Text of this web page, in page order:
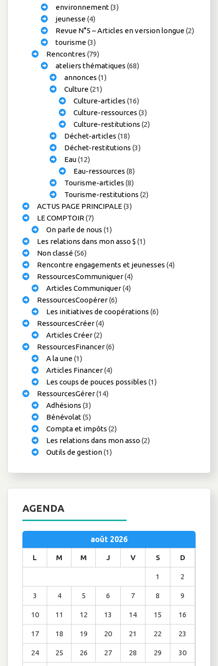
environnement(3)
jeunesse(4)
Revue N°5 – Articles en version longue(2)
tourisme(3)
Rencontres (79)
ateliers thématiques (68)
annonces (1)
Culture(21)
Culture-articles (16)
Culture-ressources (3)
Culture-restitutions (2)
Déchet-articles (18)
Déchet-restitutions (3)
Eau(12)
Eau-ressources (8)
Tourisme-articles (8)
Tourisme-restitutions (2)
ACTUS PAGE PRINCIPALE(3)
LE COMPTOIR (7)
On parle de nous (1)
Les relations dans mon asso $ (1)
Non classé(56)
Rencontre engagements et jeunesses (4)
RessourcesCommuniquer(4)
Articles Communiquer(4)
RessourcesCoopérer(6)
Les initiatives de coopérations (6)
RessourcesCréer(4)
Articles Créer(2)
RessourcesFinancer(6)
A la une(1)
Articles Financer(4)
Les coups de pouces possibles (1)
RessourcesGérer(14)
Adhésions (3)
Bénévolat(5)
Compta et impôts (2)
Les relations dans mon asso (2)
Outils de gestion(1)
AGENDA
août 2026
L M M J V S D
1 2
3 4 5 6 7 8 9
10 11 12 13 14 15 16
17 18 19 20 21 22 23
24 25 26 27 28 29 30